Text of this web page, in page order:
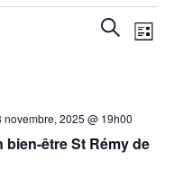
vues
de
LISTE
bien-être St Rémy de
novembre, 2025 @ 19h00